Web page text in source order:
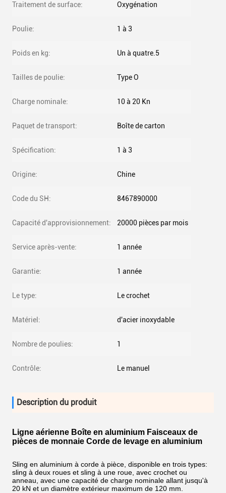
Traitement de surface: Oxygénation
Poulie: 1 à 3
Poids en kg: Un à quatre.5
Tailles de poulie: Type O
Charge nominale: 10 à 20 Kn
Paquet de transport: Boîte de carton
Spécification: 1 à 3
Origine: Chine
Code du SH: 8467890000
Capacité d'approvisionnement: 20000 pièces par mois
Service après-vente: 1 année
Garantie: 1 année
Le type: Le crochet
Matériel: d'acier inoxydable
Nombre de poulies: 1
Contrôle: Le manuel
Description du produit
Ligne aérienne Boîte en aluminium Faisceaux de
pièces de monnaie Corde de levage en aluminium
Sling en aluminium à corde à pièce, disponible en trois types:
sling à deux roues et sling à une roue, avec crochet ou
anneau, avec une capacité de charge nominale allant jusqu'à
20 kN et un diamètre extérieur maximum de 120 mm.